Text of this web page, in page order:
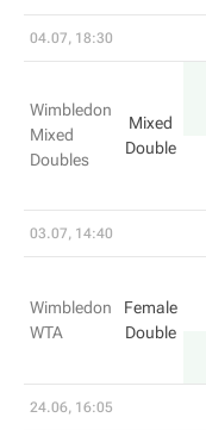
04.07, 18:30
Wimbledon
Mixed
Doubles
Mixed
Double
03.07, 14:40
Wimbledon
WTA
Female
Double
24.06, 16:05